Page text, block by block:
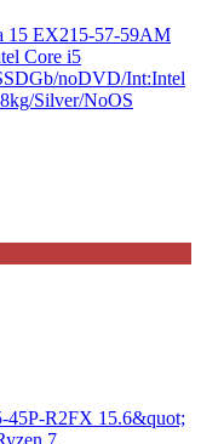
15 EX215-57-59AM
Core i5
noDVD/Int:Intel
Silver/NoOS